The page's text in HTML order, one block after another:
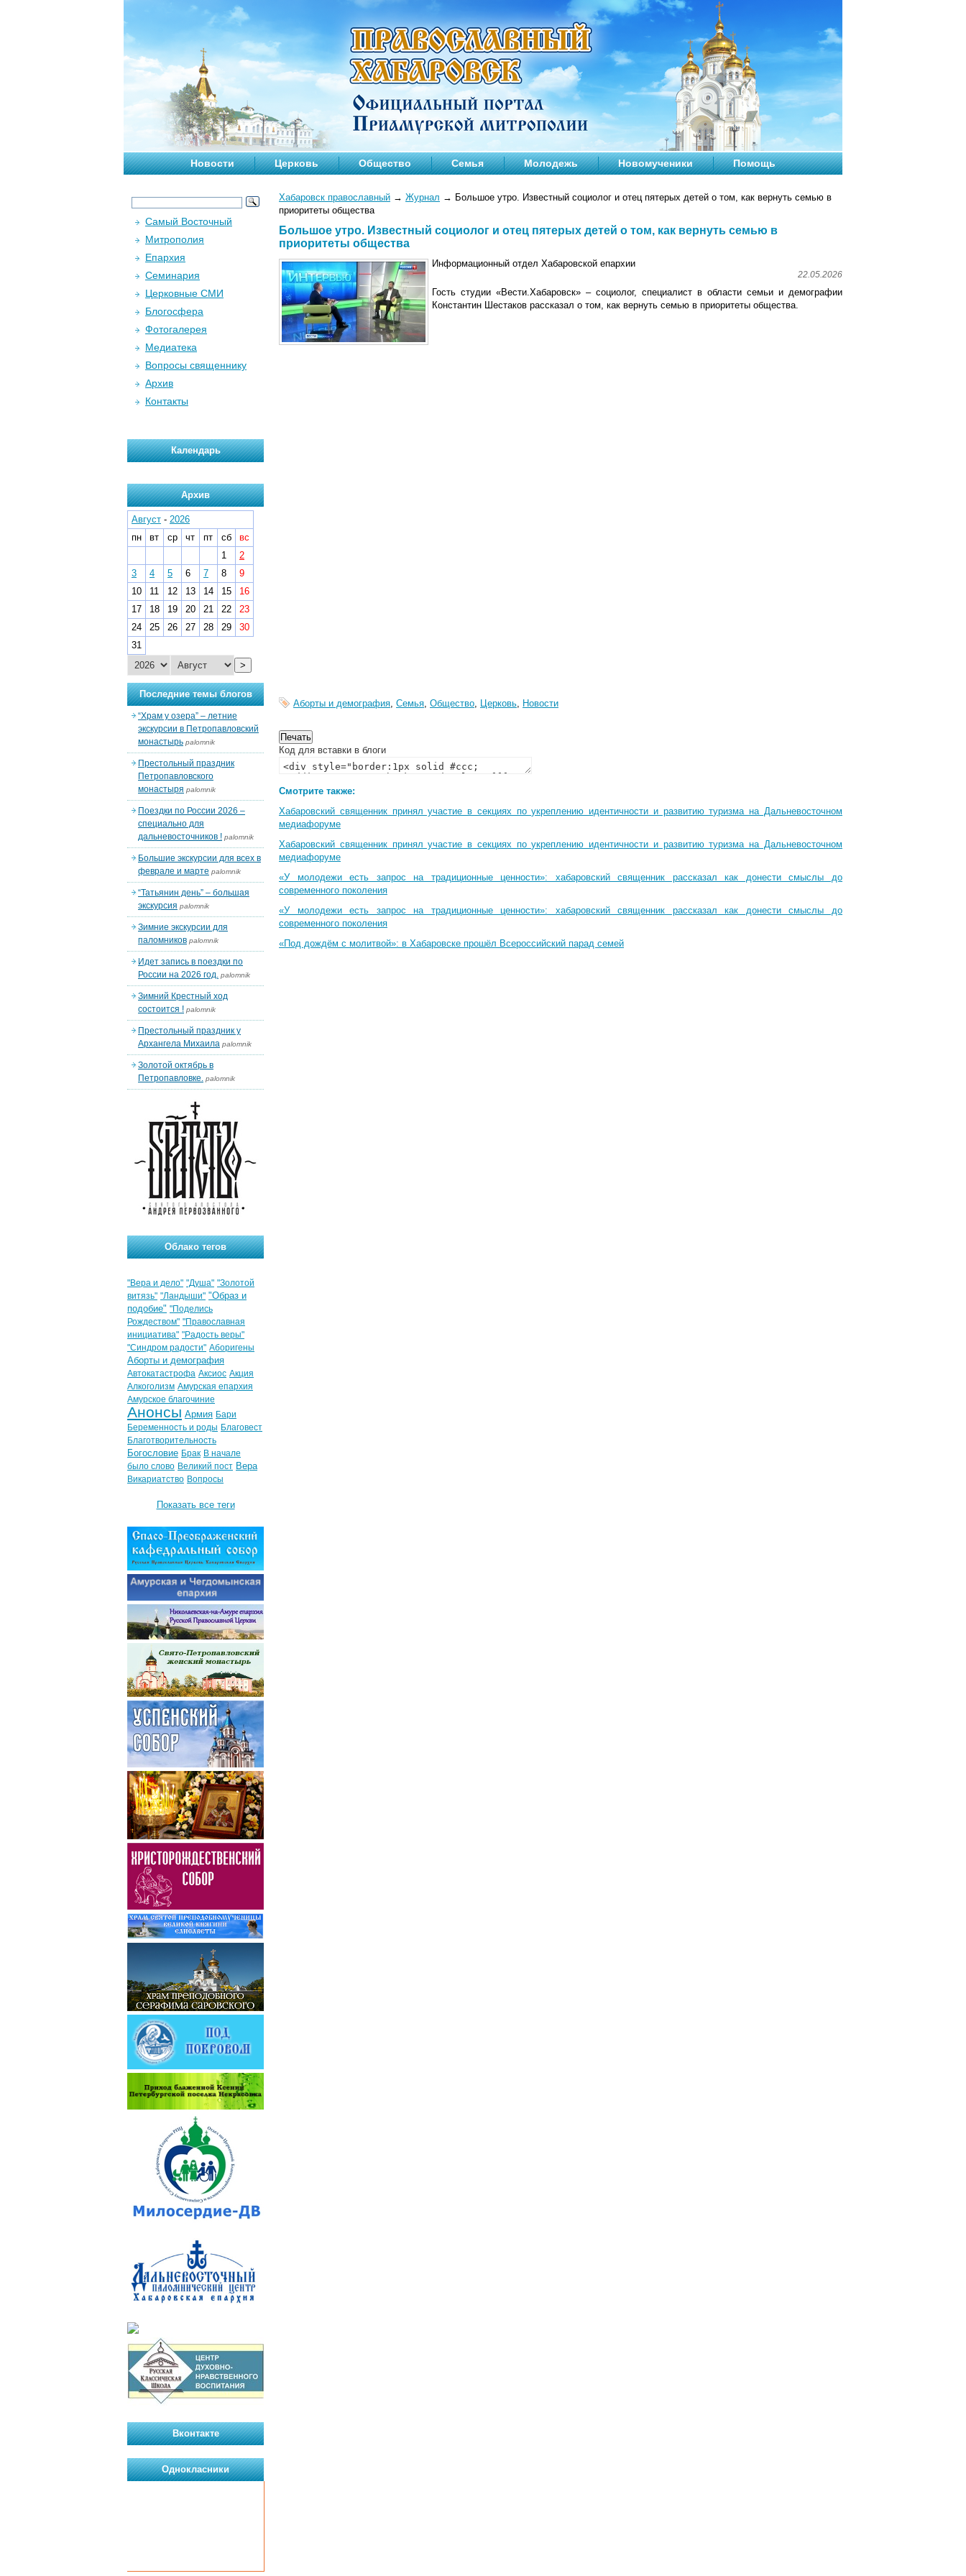
Новости Церковь Общество Семья Молодежь Новомученики Помощь
Хабаровск православный → Журнал → Большое утро. Известный социолог и отец пятерых детей о том, как вернуть семью в
приоритеты общества
Большое утро. Известный социолог и отец пятерых детей о том, как вернуть семью в
приоритеты общества
Информационный отдел Хабаровской епархии
22.05.2026
Гость студии «Вести.Хабаровск» – социолог, специалист в области семьи и демографии
Константин Шестаков рассказал о том, как вернуть семью в приоритеты общества.
Аборты и демография, Семья, Общество, Церковь, Новости
Код для вставки в блоги
Смотрите также:
Хабаровский священник принял участие в секциях по укреплению идентичности и развитию туризма на Дальневосточном
медиафоруме
Хабаровский священник принял участие в секциях по укреплению идентичности и развитию туризма на Дальневосточном
медиафоруме
«У молодежи есть запрос на традиционные ценности»: хабаровский священник рассказал как донести смыслы до
современного поколения
«У молодежи есть запрос на традиционные ценности»: хабаровский священник рассказал как донести смыслы до
современного поколения
«Под дождём с молитвой»: в Хабаровске прошёл Всероссийский парад семей
Самый Восточный
Митрополия
Епархия
Семинария
Церковные СМИ
Блогосфера
Фотогалерея
Медиатека
Вопросы священнику
Архив
Контакты
Календарь
Архив
Август - 2026
пн
вт ср чт пт сб
вс
1
2
3
4 5 6 7 8
9
10
11 12 13 14 15
16
17
18 19 20 21 22
23
24
25 26 27 28 29
30
31
>
Последние темы блогов
“Храм у озера” – летние
экскурсии в Петропавловский
монастырь palomnik
Престольный праздник
Петропавловского
монастыря palomnik
Поездки по России 2026 –
специально для
дальневосточников ! palomnik
Большие экскурсии для всех в
феврале и марте palomnik
“Татьянин день” – большая
экскурсия palomnik
Зимние экскурсии для
паломников palomnik
Идет запись в поездки по
России на 2026 год. palomnik
Зимний Крестный ход
состоится ! palomnik
Престольный праздник у
Архангела Михаила palomnik
Золотой октябрь в
Петропавловке. palomnik
Облако тегов
"Вера и дело" "Душа" "Золотой
витязь" "Ландыши" "Образ и
подобие" "Поделись
Рождеством" "Православная
инициатива" "Радость веры"
"Синдром радости" Аборигены
Аборты и демография
Автокатастрофа Аксиос Акция
Алкоголизм Амурская епархия
Амурское благочиние
Анонсы Армия Бари
Беременность и роды Благовест
Благотворительность
Богословие Брак В начале
было слово Великий пост Вера
Викариатство Вопросы
Показать все теги
Вконтакте
Однокласники